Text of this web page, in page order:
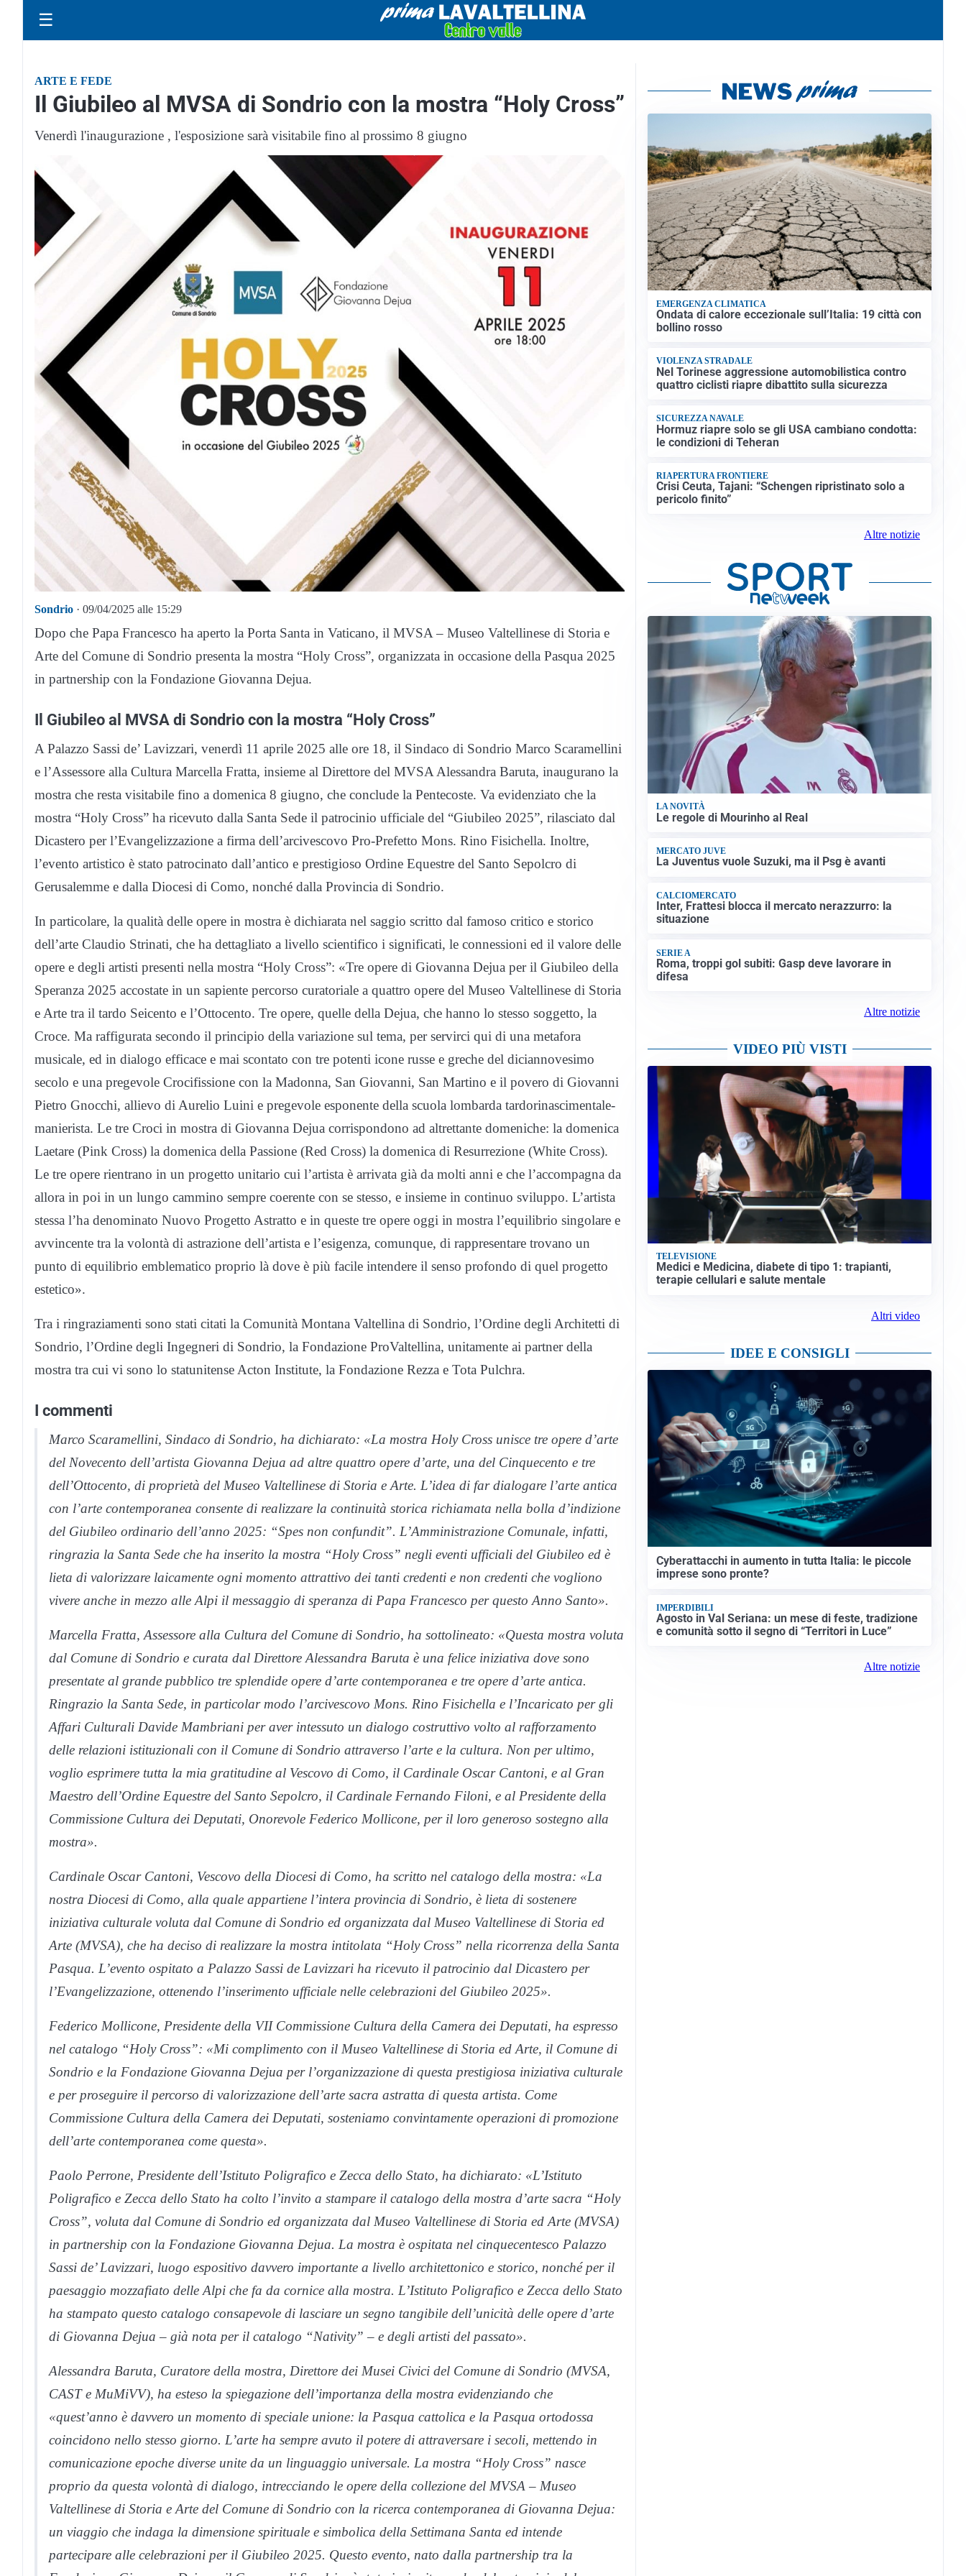
☰
ARTE E FEDE
Il Giubileo al MVSA di Sondrio con la mostra “Holy Cross”
Venerdì l'inaugurazione , l'esposizione sarà visitabile fino al prossimo 8 giugno
Sondrio · 09/04/2025 alle 15:29
Dopo che Papa Francesco ha aperto la Porta Santa in Vaticano, il MVSA – Museo Valtellinese di Storia e
Arte del Comune di Sondrio presenta la mostra “Holy Cross”, organizzata in occasione della Pasqua 2025
in partnership con la Fondazione Giovanna Dejua.
Il Giubileo al MVSA di Sondrio con la mostra “Holy Cross”
A Palazzo Sassi de’ Lavizzari, venerdì 11 aprile 2025 alle ore 18, il Sindaco di Sondrio Marco Scaramellini
e l’Assessore alla Cultura Marcella Fratta, insieme al Direttore del MVSA Alessandra Baruta, inaugurano la
mostra che resta visitabile fino a domenica 8 giugno, che conclude la Pentecoste. Va evidenziato che la
mostra “Holy Cross” ha ricevuto dalla Santa Sede il patrocinio ufficiale del “Giubileo 2025”, rilasciato dal
Dicastero per l’Evangelizzazione a firma dell’arcivescovo Pro-Prefetto Mons. Rino Fisichella. Inoltre,
l’evento artistico è stato patrocinato dall’antico e prestigioso Ordine Equestre del Santo Sepolcro di
Gerusalemme e dalla Diocesi di Como, nonché dalla Provincia di Sondrio.
In particolare, la qualità delle opere in mostra è dichiarata nel saggio scritto dal famoso critico e storico
dell’arte Claudio Strinati, che ha dettagliato a livello scientifico i significati, le connessioni ed il valore delle
opere e degli artisti presenti nella mostra “Holy Cross”: «Tre opere di Giovanna Dejua per il Giubileo della
Speranza 2025 accostate in un sapiente percorso curatoriale a quattro opere del Museo Valtellinese di Storia
e Arte tra il tardo Seicento e l’Ottocento. Tre opere, quelle della Dejua, che hanno lo stesso soggetto, la
Croce. Ma raffigurata secondo il principio della variazione sul tema, per servirci qui di una metafora
musicale, ed in dialogo efficace e mai scontato con tre potenti icone russe e greche del diciannovesimo
secolo e una pregevole Crocifissione con la Madonna, San Giovanni, San Martino e il povero di Giovanni
Pietro Gnocchi, allievo di Aurelio Luini e pregevole esponente della scuola lombarda tardorinascimentale-
manierista. Le tre Croci in mostra di Giovanna Dejua corrispondono ad altrettante domeniche: la domenica
Laetare (Pink Cross) la domenica della Passione (Red Cross) la domenica di Resurrezione (White Cross).
Le tre opere rientrano in un progetto unitario cui l’artista è arrivata già da molti anni e che l’accompagna da
allora in poi in un lungo cammino sempre coerente con se stesso, e insieme in continuo sviluppo. L’artista
stessa l’ha denominato Nuovo Progetto Astratto e in queste tre opere oggi in mostra l’equilibrio singolare e
avvincente tra la volontà di astrazione dell’artista e l’esigenza, comunque, di rappresentare trovano un
punto di equilibrio emblematico proprio là dove è più facile intendere il senso profondo di quel progetto
estetico».
Tra i ringraziamenti sono stati citati la Comunità Montana Valtellina di Sondrio, l’Ordine degli Architetti di
Sondrio, l’Ordine degli Ingegneri di Sondrio, la Fondazione ProValtellina, unitamente ai partner della
mostra tra cui vi sono lo statunitense Acton Institute, la Fondazione Rezza e Tota Pulchra.
I commenti
Marco Scaramellini, Sindaco di Sondrio, ha dichiarato: «La mostra Holy Cross unisce tre opere d’arte
del Novecento dell’artista Giovanna Dejua ad altre quattro opere d’arte, una del Cinquecento e tre
dell’Ottocento, di proprietà del Museo Valtellinese di Storia e Arte. L’idea di far dialogare l’arte antica
con l’arte contemporanea consente di realizzare la continuità storica richiamata nella bolla d’indizione
del Giubileo ordinario dell’anno 2025: “Spes non confundit”. L’Amministrazione Comunale, infatti,
ringrazia la Santa Sede che ha inserito la mostra “Holy Cross” negli eventi ufficiali del Giubileo ed è
lieta di valorizzare laicamente ogni momento attrattivo dei tanti credenti e non credenti che vogliono
vivere anche in mezzo alle Alpi il messaggio di speranza di Papa Francesco per questo Anno Santo».
Marcella Fratta, Assessore alla Cultura del Comune di Sondrio, ha sottolineato: «Questa mostra voluta
dal Comune di Sondrio e curata dal Direttore Alessandra Baruta è una felice iniziativa dove sono
presentate al grande pubblico tre splendide opere d’arte contemporanea e tre opere d’arte antica.
Ringrazio la Santa Sede, in particolar modo l’arcivescovo Mons. Rino Fisichella e l’Incaricato per gli
Affari Culturali Davide Mambriani per aver intessuto un dialogo costruttivo volto al rafforzamento
delle relazioni istituzionali con il Comune di Sondrio attraverso l’arte e la cultura. Non per ultimo,
voglio esprimere tutta la mia gratitudine al Vescovo di Como, il Cardinale Oscar Cantoni, e al Gran
Maestro dell’Ordine Equestre del Santo Sepolcro, il Cardinale Fernando Filoni, e al Presidente della
Commissione Cultura dei Deputati, Onorevole Federico Mollicone, per il loro generoso sostegno alla
mostra».
Cardinale Oscar Cantoni, Vescovo della Diocesi di Como, ha scritto nel catalogo della mostra: «La
nostra Diocesi di Como, alla quale appartiene l’intera provincia di Sondrio, è lieta di sostenere
iniziativa culturale voluta dal Comune di Sondrio ed organizzata dal Museo Valtellinese di Storia ed
Arte (MVSA), che ha deciso di realizzare la mostra intitolata “Holy Cross” nella ricorrenza della Santa
Pasqua. L’evento ospitato a Palazzo Sassi de Lavizzari ha ricevuto il patrocinio dal Dicastero per
l’Evangelizzazione, ottenendo l’inserimento ufficiale nelle celebrazioni del Giubileo 2025».
Federico Mollicone, Presidente della VII Commissione Cultura della Camera dei Deputati, ha espresso
nel catalogo “Holy Cross”: «Mi complimento con il Museo Valtellinese di Storia ed Arte, il Comune di
Sondrio e la Fondazione Giovanna Dejua per l’organizzazione di questa prestigiosa iniziativa culturale
e per proseguire il percorso di valorizzazione dell’arte sacra astratta di questa artista. Come
Commissione Cultura della Camera dei Deputati, sosteniamo convintamente operazioni di promozione
dell’arte contemporanea come questa».
Paolo Perrone, Presidente dell’Istituto Poligrafico e Zecca dello Stato, ha dichiarato: «L’Istituto
Poligrafico e Zecca dello Stato ha colto l’invito a stampare il catalogo della mostra d’arte sacra “Holy
Cross”, voluta dal Comune di Sondrio ed organizzata dal Museo Valtellinese di Storia ed Arte (MVSA)
in partnership con la Fondazione Giovanna Dejua. La mostra è ospitata nel cinquecentesco Palazzo
Sassi de’ Lavizzari, luogo espositivo davvero importante a livello architettonico e storico, nonché per il
paesaggio mozzafiato delle Alpi che fa da cornice alla mostra. L’Istituto Poligrafico e Zecca dello Stato
ha stampato questo catalogo consapevole di lasciare un segno tangibile dell’unicità delle opere d’arte
di Giovanna Dejua – già nota per il catalogo “Nativity” – e degli artisti del passato».
Alessandra Baruta, Curatore della mostra, Direttore dei Musei Civici del Comune di Sondrio (MVSA,
CAST e MuMiVV), ha esteso la spiegazione dell’importanza della mostra evidenziando che
«quest’anno è davvero un momento di speciale unione: la Pasqua cattolica e la Pasqua ortodossa
coincidono nello stesso giorno. L’arte ha sempre avuto il potere di attraversare i secoli, mettendo in
comunicazione epoche diverse unite da un linguaggio universale. La mostra “Holy Cross” nasce
proprio da questa volontà di dialogo, intrecciando le opere della collezione del MVSA – Museo
Valtellinese di Storia e Arte del Comune di Sondrio con la ricerca contemporanea di Giovanna Dejua:
un viaggio che indaga la dimensione spirituale e simbolica della Settimana Santa ed intende
partecipare alle celebrazioni per il Giubileo 2025. Questo evento, nato dalla partnership tra la
EMERGENZA CLIMATICA
Ondata di calore eccezionale sull’Italia: 19 città con
bollino rosso
VIOLENZA STRADALE
Nel Torinese aggressione automobilistica contro
quattro ciclisti riapre dibattito sulla sicurezza
SICUREZZA NAVALE
Hormuz riapre solo se gli USA cambiano condotta:
le condizioni di Teheran
RIAPERTURA FRONTIERE
Crisi Ceuta, Tajani: “Schengen ripristinato solo a
pericolo finito”
Altre notizie
LA NOVITÀ
Le regole di Mourinho al Real
MERCATO JUVE
La Juventus vuole Suzuki, ma il Psg è avanti
CALCIOMERCATO
Inter, Frattesi blocca il mercato nerazzurro: la
situazione
SERIE A
Roma, troppi gol subiti: Gasp deve lavorare in
difesa
Altre notizie
VIDEO PIÙ VISTI
TELEVISIONE
Medici e Medicina, diabete di tipo 1: trapianti,
terapie cellulari e salute mentale
Altri video
IDEE E CONSIGLI
Cyberattacchi in aumento in tutta Italia: le piccole
imprese sono pronte?
IMPERDIBILI
Agosto in Val Seriana: un mese di feste, tradizione
e comunità sotto il segno di “Territori in Luce”
Altre notizie